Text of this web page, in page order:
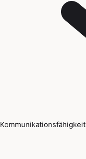
Kommunikationsfähigkeit